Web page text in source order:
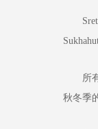
所有
秋冬季